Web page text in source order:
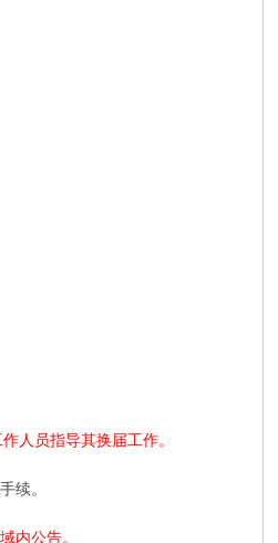
人员指导其换届工作。
续。
内公告。